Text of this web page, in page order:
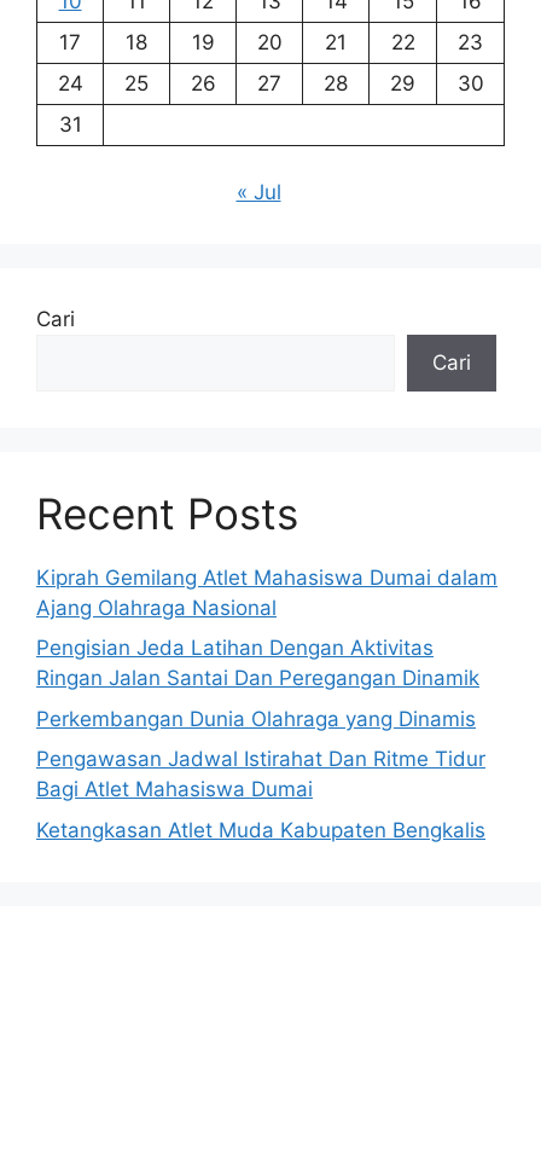
17
18 19 20 21 22
23
24
25 26 27 28 29
30
31
« Jul
Cari
Cari
Recent Posts
Kiprah Gemilang Atlet Mahasiswa Dumai dalam
Ajang Olahraga Nasional
Pengisian Jeda Latihan Dengan Aktivitas
Ringan Jalan Santai Dan Peregangan Dinamik
Perkembangan Dunia Olahraga yang Dinamis
Pengawasan Jadwal Istirahat Dan Ritme Tidur
Bagi Atlet Mahasiswa Dumai
Ketangkasan Atlet Muda Kabupaten Bengkalis